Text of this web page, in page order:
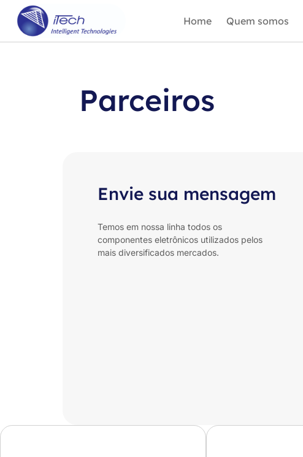
Home Quem somos
Parceiros
Envie sua mensagem
Temos em nossa linha todos os
componentes eletrônicos utilizados pelos
mais diversificados mercados.